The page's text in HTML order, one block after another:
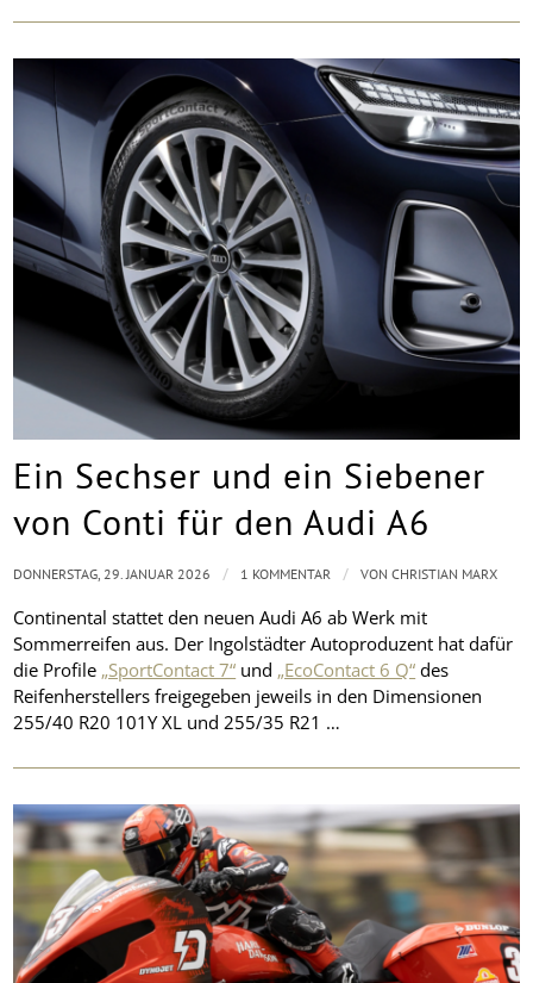
Ein Sechser und ein Siebener
von Conti für den Audi A6
Continental stattet den neuen Audi A6 ab Werk mit
Sommerreifen aus. Der Ingolstädter Autoproduzent hat dafür
die Profile „SportContact 7“ und „EcoContact 6 Q“ des
Reifenherstellers freigegeben jeweils in den Dimensionen
255/40 R20 101Y XL und 255/35 R21 …
DONNERSTAG, 29. JANUAR 2026 / 1 KOMMENTAR / VONCHRISTIAN MARX